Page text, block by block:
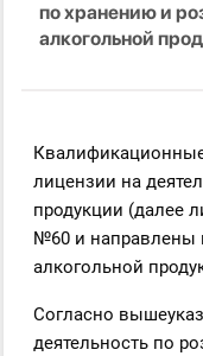
по хранению и
алкогольной
лицензии на
продукции (далее
№60 и направлены
алкогольной
Согласно
деятельность по